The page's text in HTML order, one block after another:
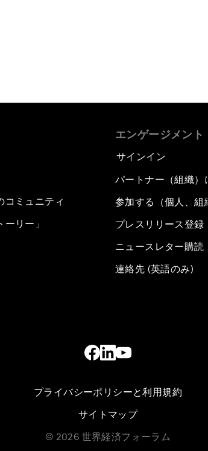
コミュニティ
ーリー」
エンゲージメント
サインイン
パートナー（組織）
参加する（個人、組
プレスリリース登録
ニュースレター購読
連絡先 (英語のみ)
プライバシーポリシーと利用規約
サイトマップ
© 2026 世界経済フォーラム